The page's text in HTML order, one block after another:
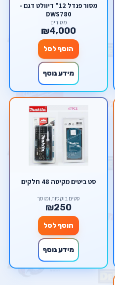
מסור פנדל 12" דיוולט דגם -
DWS780
מסורים
₪4,000
הוסף לסל
מידע נוסף
סט ביטים מקיטה 48 חלקים
סטים בוקסות ומוסך
₪250
הוסף לסל
מידע נוסף